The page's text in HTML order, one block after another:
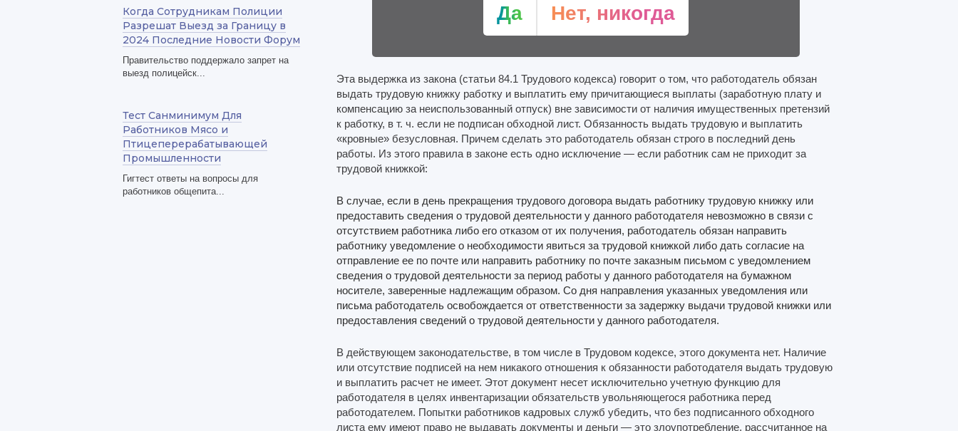
Да Нет, никогда
Эта выдержка из закона (статьи 84.1 Трудового кодекса) говорит о том, что работодатель обязан
выдать трудовую книжку работку и выплатить ему причитающиеся выплаты (заработную плату и
компенсацию за неиспользованный отпуск) вне зависимости от наличия имущественных претензий
к работку, в т. ч. если не подписан обходной лист. Обязанность выдать трудовую и выплатить
«кровные» безусловная. Причем сделать это работодатель обязан строго в последний день
работы. Из этого правила в законе есть одно исключение — если работник сам не приходит за
трудовой книжкой:
В случае, если в день прекращения трудового договора выдать работнику трудовую книжку или
предоставить сведения о трудовой деятельности у данного работодателя невозможно в связи с
отсутствием работника либо его отказом от их получения, работодатель обязан направить
работнику уведомление о необходимости явиться за трудовой книжкой либо дать согласие на
отправление ее по почте или направить работнику по почте заказным письмом с уведомлением
сведения о трудовой деятельности за период работы у данного работодателя на бумажном
носителе, заверенные надлежащим образом. Со дня направления указанных уведомления или
письма работодатель освобождается от ответственности за задержку выдачи трудовой книжки или
предоставления сведений о трудовой деятельности у данного работодателя.
В действующем законодательстве, в том числе в Трудовом кодексе, этого документа нет. Наличие
или отсутствие подписей на нем никакого отношения к обязанности работодателя выдать трудовую
и выплатить расчет не имеет. Этот документ несет исключительно учетную функцию для
работодателя в целях инвентаризации обязательств увольняющегося работника перед
работодателем. Попытки работников кадровых служб убедить, что без подписанного обходного
листа ему имеют право не выдавать документы и деньги — это злоупотребление, рассчитанное на
Когда Сотрудникам Полиции
Разрешат Выезд за Границу в
2024 Последние Новости Форум
Правительство поддержало запрет на
выезд полицейск...
Тест Санминимум Для
Работников Мясо и
Птицеперерабатывающей
Промышленности
Гигтест ответы на вопросы для
работников общепита...